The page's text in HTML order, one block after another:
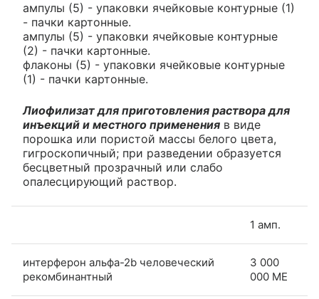
ампулы (5) - упаковки ячейковые контурные (1)
- пачки картонные.
ампулы (5) - упаковки ячейковые контурные
(2) - пачки картонные.
флаконы (5) - упаковки ячейковые контурные
(1) - пачки картонные.
Лиофилизат для приготовления раствора для
инъекций и местного применения в виде
порошка или пористой массы белого цвета,
гигроскопичный; при разведении образуется
бесцветный прозрачный или слабо
опалесцирующий раствор.
1 амп.
интерферон альфа-2b человеческий
рекомбинантный
3 000
000 МЕ